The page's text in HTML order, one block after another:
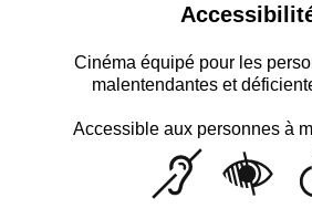
Cinéma équipé pour les
malentendantes et
Accessible aux personnes à